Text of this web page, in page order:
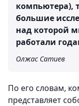
компьютера),
большие
над которой
работали
Олжас Сатиев
По его словам,
представляет